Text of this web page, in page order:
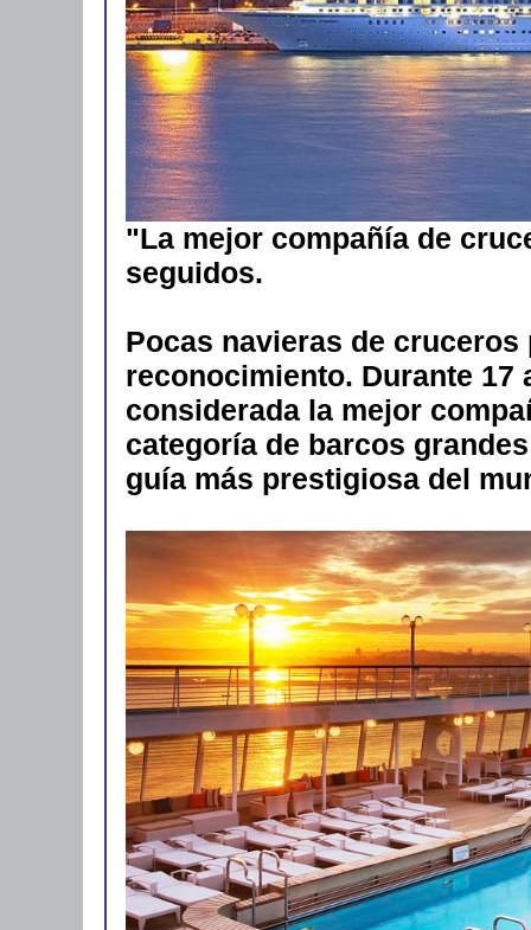
"La mejor compañía de
seguidos.
Pocas navieras de
reconocimiento. Durante
considerada la mejor
categoría de barcos
guía más prestigiosa del